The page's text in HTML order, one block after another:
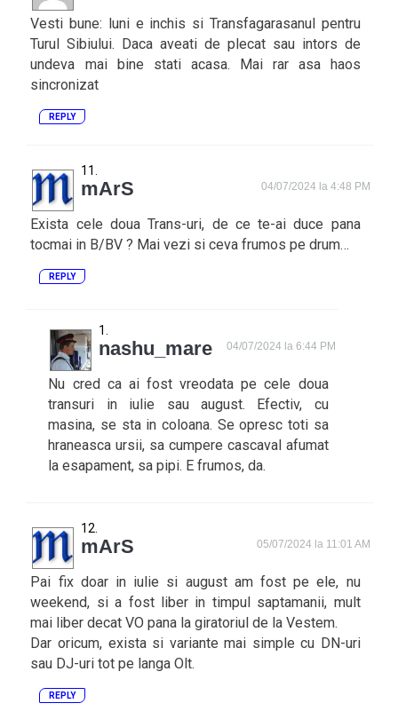
Vesti bune: luni e inchis si Transfagarasanul pentru
Turul Sibiului. Daca aveati de plecat sau intors de
undeva mai bine stati acasa. Mai rar asa haos
sincronizat
REPLY
mArS 04/07/2024 la 4:48 PM
Exista cele doua Trans-uri, de ce te-ai duce pana
tocmai in B/BV ? Mai vezi si ceva frumos pe drum…
REPLY
nashu_mare 04/07/2024 la 6:44 PM
Nu cred ca ai fost vreodata pe cele doua
transuri in iulie sau august. Efectiv, cu
masina, se sta in coloana. Se opresc toti sa
hraneasca ursii, sa cumpere cascaval afumat
la esapament, sa pipi. E frumos, da.
mArS 05/07/2024 la 11:01 AM
Pai fix doar in iulie si august am fost pe ele, nu
weekend, si a fost liber in timpul saptamanii, mult
mai liber decat VO pana la giratoriul de la Vestem.
Dar oricum, exista si variante mai simple cu DN-uri
sau DJ-uri tot pe langa Olt.
REPLY